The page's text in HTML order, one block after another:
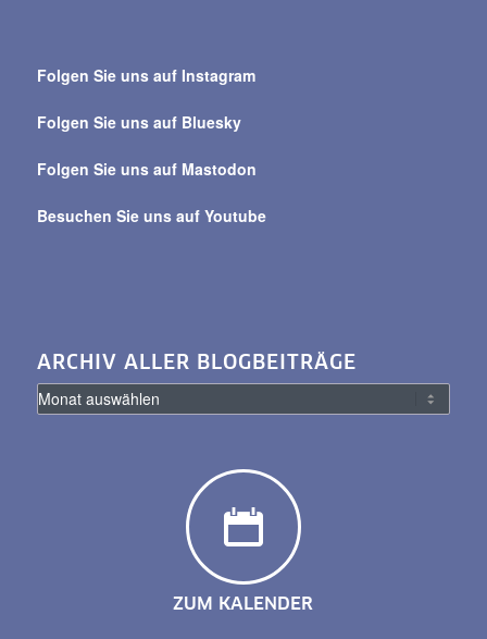
alle
Folgen Sie uns auf Instagram
Folgen Sie uns auf Bluesky
Folgen Sie uns auf Mastodon
Besuchen Sie uns auf Youtube
ARCHIV ALLER BLOGBEITRÄGE
ZUM KALENDER